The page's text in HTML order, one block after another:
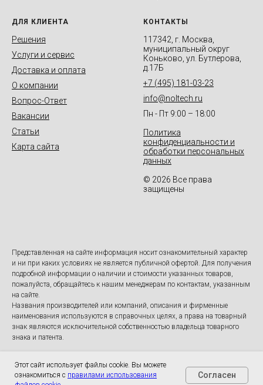
ДЛЯ КЛИЕНТА
Решения
Услуги и сервис
Доставка и оплата
О компании
Вопрос-Ответ
Вакансии
Статьи
Карта сайта
КОНТАКТЫ
117342, г. Москва,
муниципальный округ
Коньково, ул. Бутлерова,
д.17Б
+7 (495) 181-03-23
info@noltech.ru
Пн - Пт 9:00 – 18:00
Политика
конфиденциальности и
обработки персональных
данных
© 2026 Все права
защищены
Представленная на сайте информация носит ознакомительный характер
и ни при каких условиях не является публичной офертой. Для получения
подробной информации о наличии и стоимости указанных товаров,
пожалуйста, обращайтесь к нашим менеджерам по контактам, указанным
на сайте.
Названия производителей или компаний, описания и фирменные
наименования используются в справочных целях, а права на товарный
знак являются исключительной собственностью владельца товарного
знака и патента.
Этот сайт использует файлы cookie. Вы можете
ознакомиться с правилами использования
Согласен